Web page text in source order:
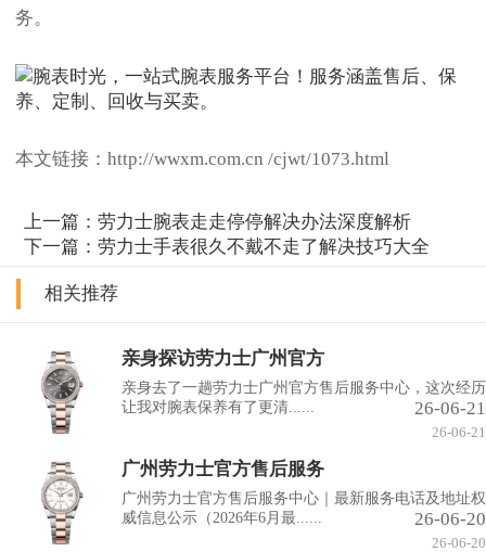
务。
本文链接：http://wwxm.com.cn /cjwt/1073.html
上一篇：劳力士腕表走走停停解决办法深度解析
下一篇：劳力士手表很久不戴不走了解决技巧大全
相关推荐
亲身探访劳力士广州官方
亲身去了一趟劳力士广州官方售后服务中心，这次经历
让我对腕表保养有了更清......
26-06-21
26-06-21
广州劳力士官方售后服务
广州劳力士官方售后服务中心｜最新服务电话及地址权
威信息公示（2026年6月最......
26-06-20
26-06-20